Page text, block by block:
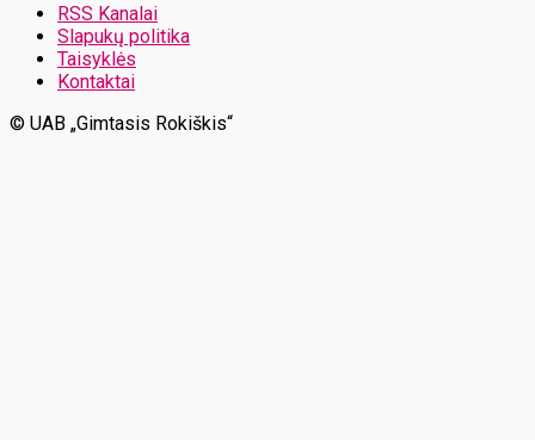
RSS Kanalai
Slapukų politika
Taisyklės
Kontaktai
© UAB „Gimtasis Rokiškis“